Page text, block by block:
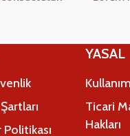
YASAL
Ticari
Hakları